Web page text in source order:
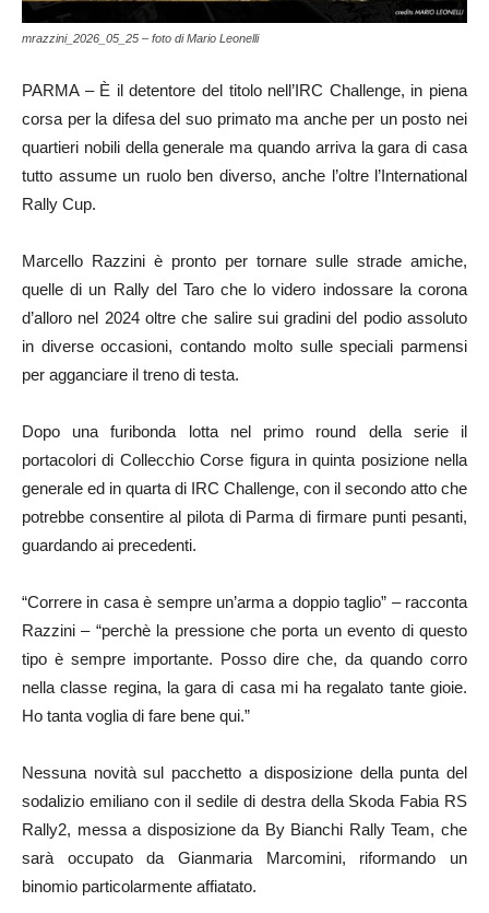
mrazzini_2026_05_25 – foto di Mario Leonelli
PARMA – È il detentore del titolo nell’IRC Challenge, in piena
corsa per la difesa del suo primato ma anche per un posto nei
quartieri nobili della generale ma quando arriva la gara di casa
tutto assume un ruolo ben diverso, anche l’oltre l’International
Rally Cup.
Marcello Razzini è pronto per tornare sulle strade amiche,
quelle di un Rally del Taro che lo videro indossare la corona
d’alloro nel 2024 oltre che salire sui gradini del podio assoluto
in diverse occasioni, contando molto sulle speciali parmensi
per agganciare il treno di testa.
Dopo una furibonda lotta nel primo round della serie il
portacolori di Collecchio Corse figura in quinta posizione nella
generale ed in quarta di IRC Challenge, con il secondo atto che
potrebbe consentire al pilota di Parma di firmare punti pesanti,
guardando ai precedenti.
“Correre in casa è sempre un’arma a doppio taglio” – racconta
Razzini – “perchè la pressione che porta un evento di questo
tipo è sempre importante. Posso dire che, da quando corro
nella classe regina, la gara di casa mi ha regalato tante gioie.
Ho tanta voglia di fare bene qui.”
Nessuna novità sul pacchetto a disposizione della punta del
sodalizio emiliano con il sedile di destra della Skoda Fabia RS
Rally2, messa a disposizione da By Bianchi Rally Team, che
sarà occupato da Gianmaria Marcomini, riformando un
binomio particolarmente affiatato.